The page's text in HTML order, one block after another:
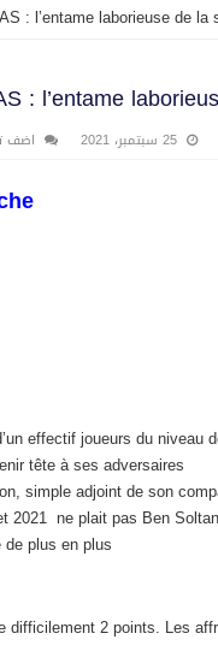
: l’entame laborieuse de la
: l’entame
25 سبتمبر، 2021 اضف
effectif joueurs du niveau
tête à ses adversaires
simple adjoint de son
2021 ne plait pas Ben
plus en plus
difficilement 2 points. Les